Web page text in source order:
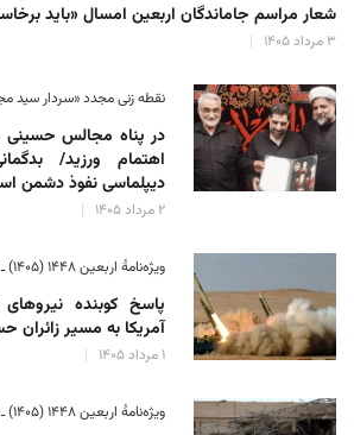
شعار مراسم جاماندگان اربعین امسال «باید
۳ مرداد ۱۴۰۵
نقطه زنی مجدد «سردار سید
در پناه مجالس حسینی
اهتمام ورزید/
دیپلماسی نفوذ دشمن
۲ مرداد ۱۴۰۵
ویژه‌نامهٔ اربعین ۱۴۴۸ (۱۴۰۵) ـ ۲۲
پاسخ کوبنده
آمریکا به مسیر زائران
۱ مرداد ۱۴۰۵
ویژه‌نامهٔ اربعین ۱۴۴۸ (۱۴۰۵) ـ ۱۸